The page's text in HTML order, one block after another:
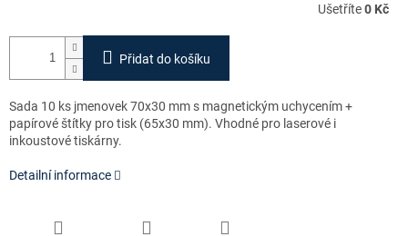
Ušetříte0 Kč
Přidat do košíku
Sada 10 ks jmenovek 70x30 mm s magnetickým uchycením +
papírové štítky pro tisk (65x30 mm). Vhodné pro laserové i
inkoustové tiskárny.
Detailní informace